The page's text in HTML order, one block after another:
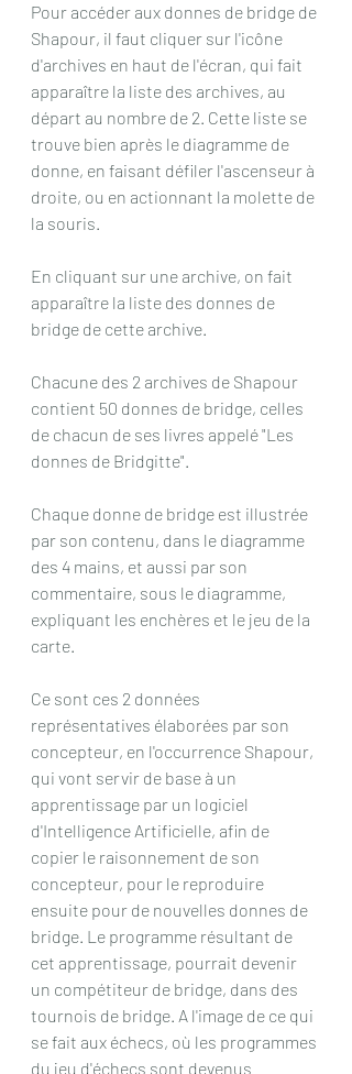
Pour accéder aux donnes de bridge de
Shapour, il faut cliquer sur l'icône
d'archives en haut de l'écran, qui fait
apparaître la liste des archives, au
départ au nombre de 2. Cette liste se
trouve bien après le diagramme de
donne, en faisant défiler l'ascenseur à
droite, ou en actionnant la molette de
la souris.
En cliquant sur une archive, on fait
apparaître la liste des donnes de
bridge de cette archive.
Chacune des 2 archives de Shapour
contient 50 donnes de bridge, celles
de chacun de ses livres appelé "Les
donnes de Bridgitte".
Chaque donne de bridge est illustrée
par son contenu, dans le diagramme
des 4 mains, et aussi par son
commentaire, sous le diagramme,
expliquant les enchères et le jeu de la
carte.
Ce sont ces 2 données
représentatives élaborées par son
concepteur, en l'occurrence Shapour,
qui vont servir de base à un
apprentissage par un logiciel
d'Intelligence Artificielle, afin de
copier le raisonnement de son
concepteur, pour le reproduire
ensuite pour de nouvelles donnes de
bridge. Le programme résultant de
cet apprentissage, pourrait devenir
un compétiteur de bridge, dans des
tournois de bridge. A l'image de ce qui
se fait aux échecs, où les programmes
du jeu d'échecs sont devenus